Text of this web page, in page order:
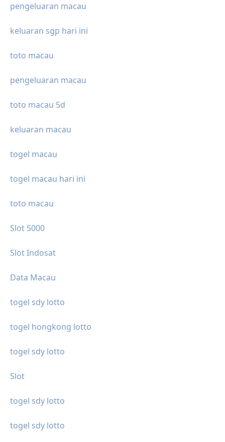
pengeluaran macau
keluaran sgp hari ini
toto macau
pengeluaran macau
toto macau 5d
keluaran macau
togel macau
togel macau hari ini
toto macau
Slot 5000
Slot Indosat
Data Macau
togel sdy lotto
togel hongkong lotto
togel sdy lotto
Slot
togel sdy lotto
togel sdy lotto